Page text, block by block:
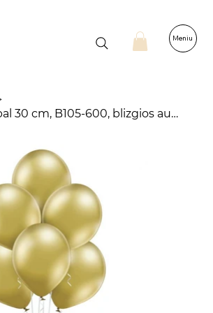
Meniu
Balionai Belbal 30 cm, B105-600, blizgios aukso spalvos, 100 vnt.